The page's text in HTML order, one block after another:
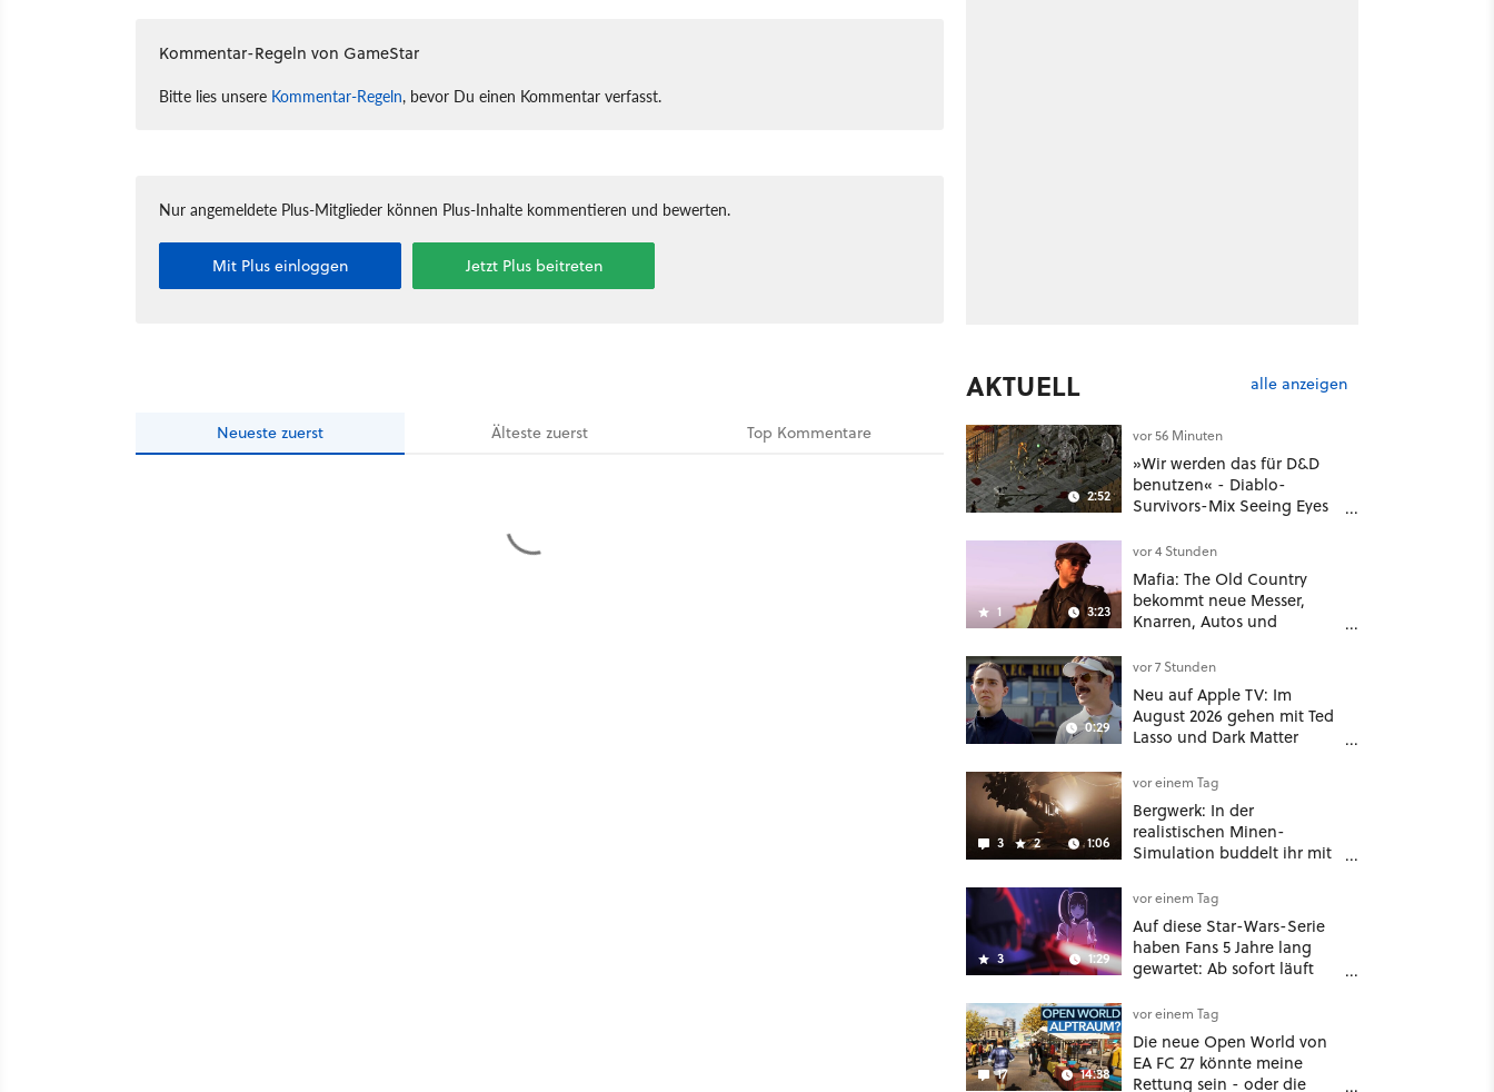
Kommentar-Regeln von GameStar
Bitte lies unsere Kommentar-Regeln, bevor Du einen Kommentar verfasst.
Nur angemeldete Plus-Mitglieder können Plus-Inhalte kommentieren und bewerten.
Mit Plus einloggen Jetzt Plus beitreten
Neueste zuerst Ältestezuerst Top Kommentare
AKTUELL alle anzeigen
2:52
vor 56 Minuten
»Wir werden das für D&D
benutzen« - Diablo-
Survivors-Mix Seeing Eyes
nützliches Map-Tool
1 3:23
vor 4 Stunden
Mafia: The Old Country
bekommt neue Messer,
Knarren, Autos und
hat mehr dabei als nur
Story
0:29
vor 7 Stunden
Neu auf Apple TV: Im
August 2026 gehen mit Ted
Lasso und Dark Matter
Highlights weiter
3 2 1:06
vor einem Tag
Bergwerk: In der
realistischen Minen-
Simulation buddelt ihr mit
möglichst vorsichtig Kohle
aus
3 1:29
vor einem Tag
Auf diese Star-Wars-Serie
haben Fans 5 Jahre lang
gewartet: Ab sofort läuft
Disney Plus
17 14:38
vor einem Tag
Die neue Open World von
EA FC 27 könnte meine
Rettung sein - oder die